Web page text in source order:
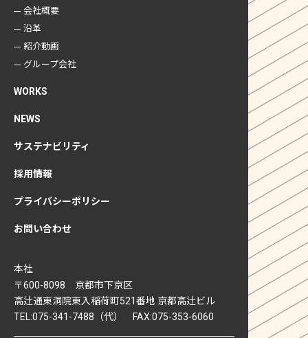
会社概要
沿革
紹介動画
グループ会社
WORKS
NEWS
サステナビリティ
採用情報
プライバシーポリシー
お問い合わせ
本社
〒600-8098 京都市下京区
高辻通東洞院東入稲荷町521番地 京都高辻ビル
TEL:075-341-7488（代） FAX:075-353-6060